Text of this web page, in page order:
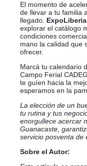
El momento de
de llevar a tu familia
llegado. ExpoLiberia
explorar el catálogo
condiciones
mano la calidad que
ofrecer.
Marcá tu calendario
Campo Ferial
te guíen hacia la
esperamos en la
La elección de un
tu rutina y tus
enorgullece acercar
Guanacaste,
servicio posventa de
Sobre el Autor: